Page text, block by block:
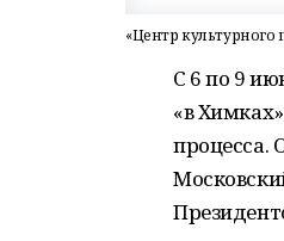
«Центр культурного
С 6 по 9
«в
процесса.